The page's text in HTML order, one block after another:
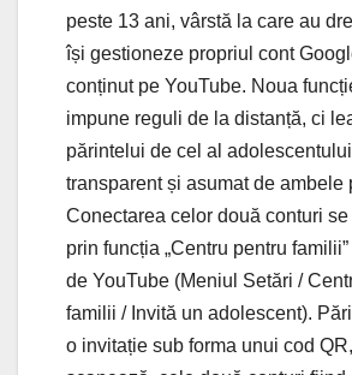
peste 13 ani, vârstă la care au
își gestioneze propriul cont
conținut pe YouTube. Noua
impune reguli de la distanță, ci
părintelui de cel al
transparent și asumat de ambele
Conectarea celor două conturi
prin funcția „Centru pentru
de YouTube (Meniul Setări /
familii / Invită un adolescent).
o invitație sub forma unui cod